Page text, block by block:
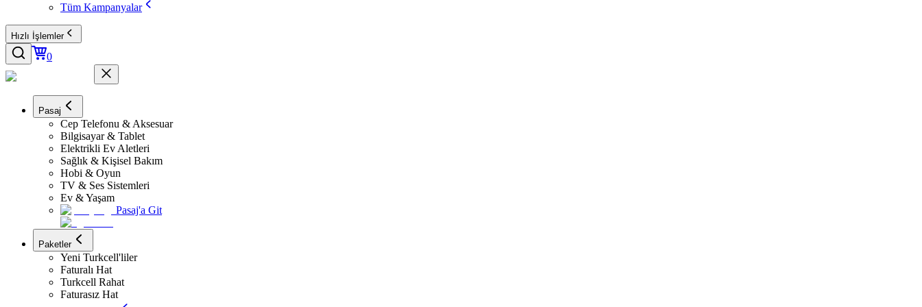
Tüm Kampanyalar
Hızlı İşlemler
0
Pasaj
Cep Telefonu & Aksesuar
Bilgisayar & Tablet
Elektrikli Ev Aletleri
Sağlık & Kişisel Bakım
Hobi & Oyun
TV & Ses Sistemleri
Ev & Yaşam
Pasaj'a Git
Paketler
Yeni Turkcell'liler
Faturalı Hat
Turkcell Rahat
Faturasız Hat